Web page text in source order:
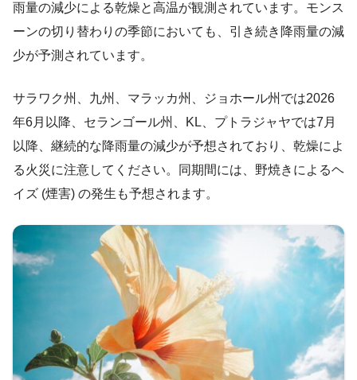
雨量の減少による乾燥と高温が観測されています。モンス
ーンの切り替わりの季節においても、引き続き降雨量の減
少が予測されています。
サラワク州、九州、マラッカ州、ジョホール州では2026
年6月以降、セランゴール州、KL、プトラジャヤでは7月
以降、継続的な降雨量の減少が予想されており、乾燥によ
る火災に注意してください。同期間には、野焼きによるヘ
イズ (煙害) の発生も予想されます。